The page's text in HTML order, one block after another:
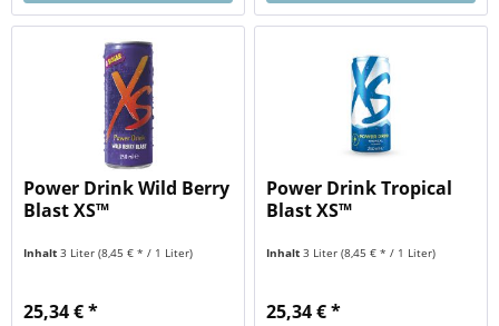
Power Drink Wild Berry
Blast XS™
Inhalt3 Liter(8,45 € * / 1 Liter)
25,34 € *
Power Drink Tropical
Blast XS™
Inhalt3 Liter(8,45 € * / 1 Liter)
25,34 € *